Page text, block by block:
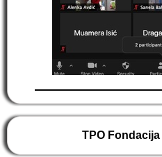
TPO Fondacija